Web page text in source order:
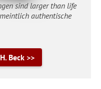
sind larger than life
authentische
Beck >>